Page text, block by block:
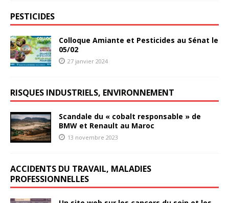
PESTICIDES
Colloque Amiante et Pesticides au Sénat le
05/02
27 janvier 2024
RISQUES INDUSTRIELS, ENVIRONNEMENT
Scandale du « cobalt responsable » de
BMW et Renault au Maroc
13 novembre 2023
ACCIDENTS DU TRAVAIL, MALADIES
PROFESSIONNELLES